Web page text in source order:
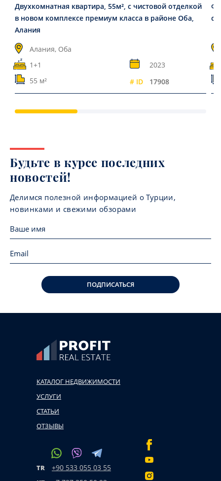
Двухкомнатная квартира, 55м², с чистовой отделкой
в новом комплексе премиум класса в районе Оба,
Алания
Алания, Оба
1+1
2023
55 м²
# ID 17908
с
Будьте в курсе последних
новостей!
Делимся полезной информацией о Турции,
новинками и свежими обзорами
ПОДПИСАТЬСЯ
КАТАЛОГ НЕДВИЖИМОСТИ
УСЛУГИ
СТАТЬИ
ОТЗЫВЫ
TR +90 533 055 03 55